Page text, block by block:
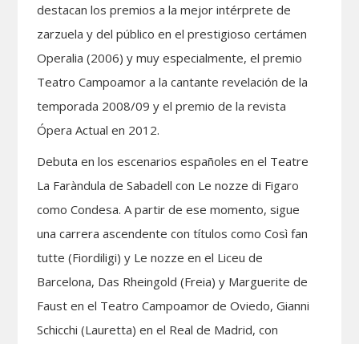
destacan los premios a la mejor intérprete de
zarzuela y del público en el prestigioso certámen
Operalia (2006) y muy especialmente, el premio
Teatro Campoamor a la cantante revelación de la
temporada 2008/09 y el premio de la revista
Ópera Actual en 2012.
Debuta en los escenarios españoles en el Teatre
La Faràndula de Sabadell con Le nozze di Figaro
como Condesa. A partir de ese momento, sigue
una carrera ascendente con títulos como Così fan
tutte (Fiordiligi) y Le nozze en el Liceu de
Barcelona, Das Rheingold (Freia) y Marguerite de
Faust en el Teatro Campoamor de Oviedo, Gianni
Schicchi (Lauretta) en el Real de Madrid, con